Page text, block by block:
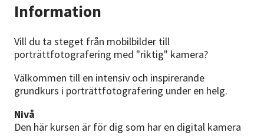
Information
Vill du ta steget från mobilbilder till
porträttfotografering med "riktig" kamera?
Välkommen till en intensiv och inspirerande
grundkurs i porträttfotografering under en helg.
Nivå
Den här kursen är för dig som har en digital kamera